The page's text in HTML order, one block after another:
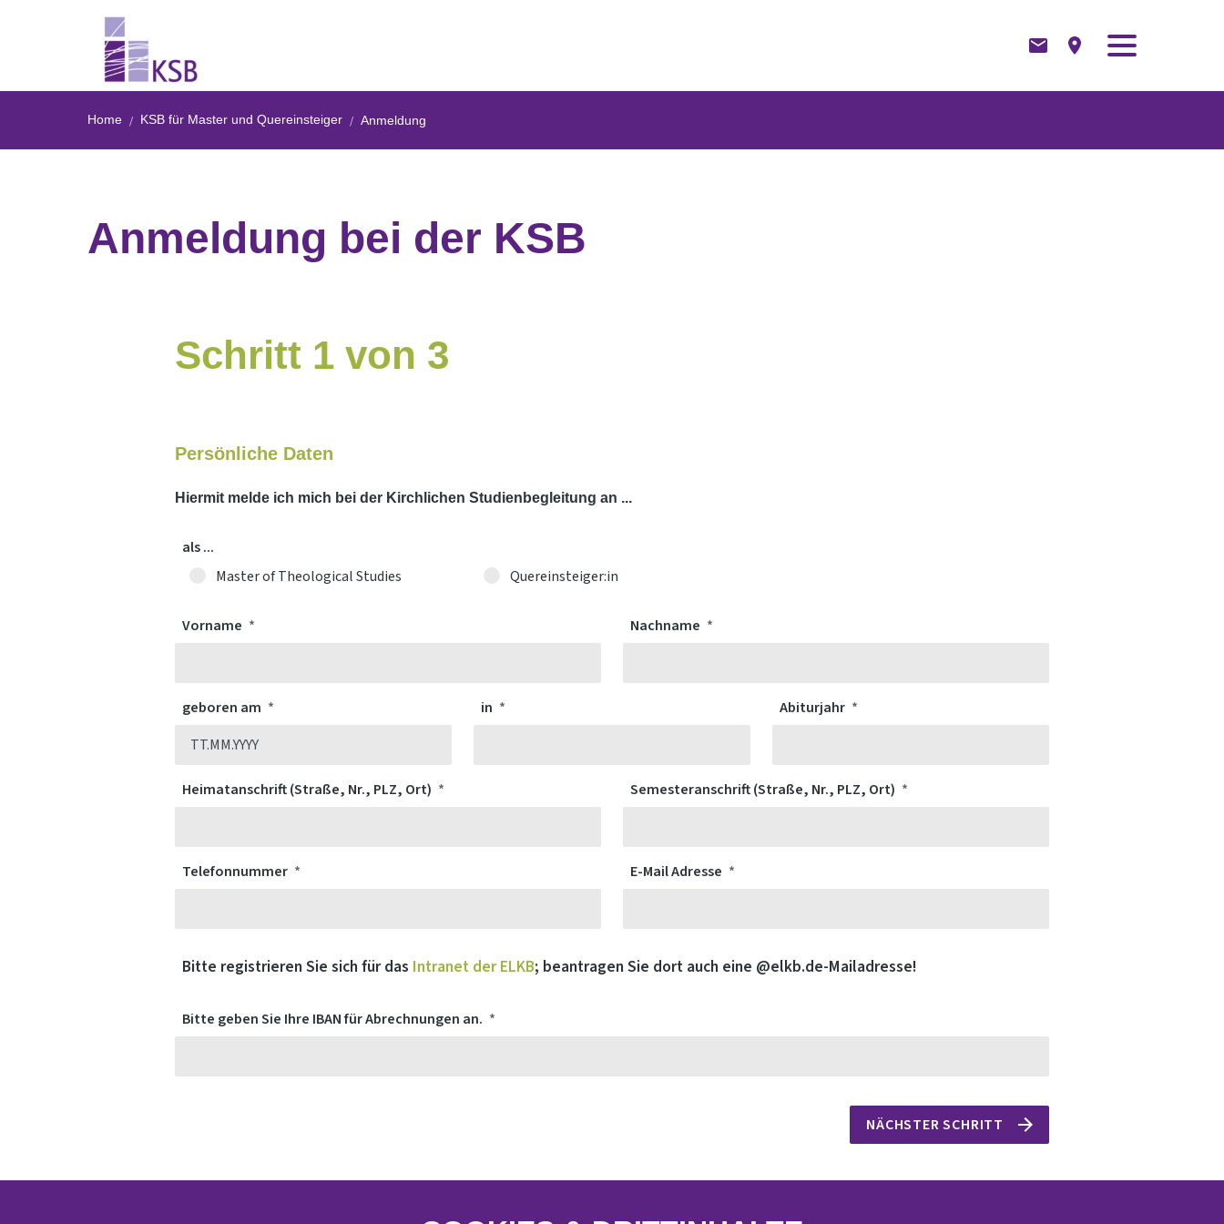
Home KSB für Master und Quereinsteiger Anmeldung
Anmeldung bei der KSB
Schritt 1 von 3
Persönliche Daten
Hiermit melde ich mich bei der Kirchlichen Studienbegleitung an ...
als ...
Master of Theological Studies
Quereinsteiger:in
Vorname Nachname
geboren am in Abiturjahr
Heimatanschrift (Straße, Nr., PLZ, Ort) Semesteranschrift (Straße, Nr., PLZ, Ort)
Telefonnummer E-Mail Adresse
Bitte registrieren Sie sich für das Intranet der ELKB; beantragen Sie dort auch eine @elkb.de-Mailadresse!
Bitte geben Sie Ihre IBAN für Abrechnungen an.
NÄCHSTER SCHRITT